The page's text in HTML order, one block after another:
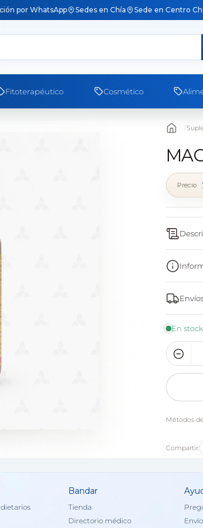
por WhatsApp Sedes en Chía Sede en Centro
Fitoterapéutico Cosmético
En
Métodos
Compartir:
Bandar
Tienda
Directorio médico